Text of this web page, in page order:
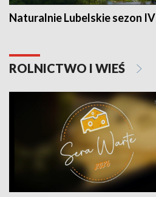
Naturalnie Lubelskie sezon IV
ROLNICTWO I WIEŚ